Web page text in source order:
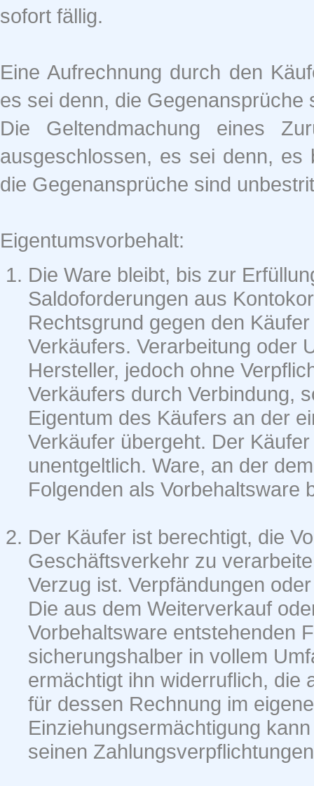
sofort fällig.
Eine Aufrechnung durch den
es sei denn, die
Die Geltendmachung eines
ausgeschlossen, es sei denn, es
die Gegenansprüche sind
Eigentumsvorbehalt:
Die Ware bleibt, bis zur
Saldoforderungen aus
Rechtsgrund gegen den
Verkäufers. Verarbeitung oder
Hersteller, jedoch ohne
Verkäufers durch Verbindung,
Eigentum des Käufers an der
Verkäufer übergeht. Der
unentgeltlich. Ware, an der
Folgenden als Vorbehaltsware
Der Käufer ist berechtigt, die
Geschäftsverkehr zu
Verzug ist. Verpfändungen
Die aus dem Weiterverkauf
Vorbehaltsware entstehenden
sicherungshalber in vollem
ermächtigt ihn widerruflich, die
für dessen Rechnung im
Einziehungsermächtigung
seinen